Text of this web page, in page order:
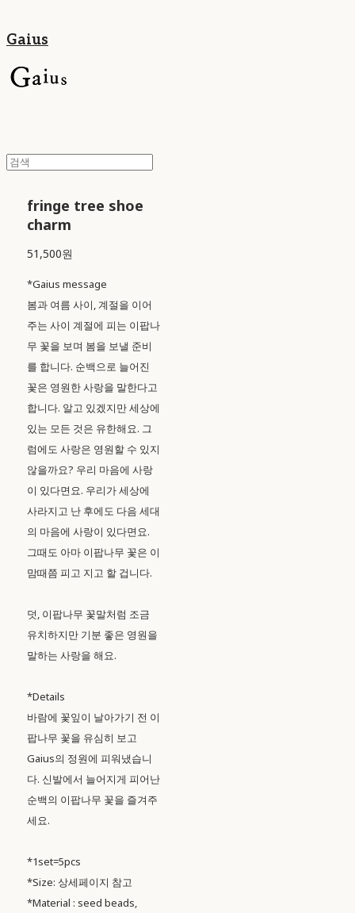
Gaius
fringe tree shoe
charm
51,500원
*Gaius message
봄과 여름 사이, 계절을 이어
주는 사이 계절에 피는 이팝나
무 꽃을 보며 봄을 보낼 준비
를 합니다. 순백으로 늘어진
꽃은 영원한 사랑을 말한다고
합니다. 알고 있겠지만 세상에
있는 모든 것은 유한해요. 그
럼에도 사랑은 영원할 수 있지
않을까요? 우리 마음에 사랑
이 있다면요. 우리가 세상에
사라지고 난 후에도 다음 세대
의 마음에 사랑이 있다면요.
그때도 아마 이팝나무 꽃은 이
맘때쯤 피고 지고 할 겁니다.
덧, 이팝나무 꽃말처럼 조금
유치하지만 기분 좋은 영원을
말하는 사랑을 해요.
*Details
바람에 꽃잎이 날아가기 전 이
팝나무 꽃을 유심히 보고
Gaius의 정원에 피워냈습니
다. 신발에서 늘어지게 피어난
순백의 이팝나무 꽃을 즐겨주
세요.
*1set=5pcs
*Size: 상세페이지 참고
*Material : seed beads,